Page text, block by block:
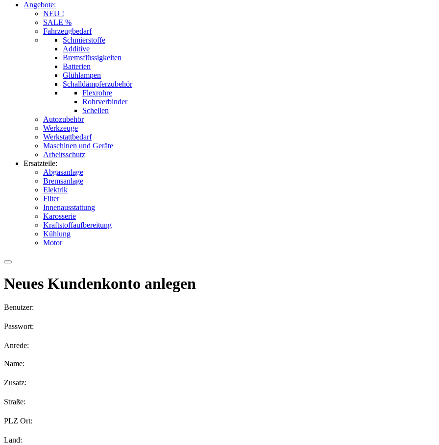
Angebote:
NEU !
SALE %
Fahrzeugbedarf
Schmierstoffe
Additive
Bremsflüssigkeiten
Batterien
Glühlampen
Schalldämpferzubehör
Flexrohre
Rohrverbinder
Schellen
Autozubehör
Werkzeuge
Werkstattbedarf
Maschinen und Geräte
Arbeitsschutz
Ersatzteile:
Abgasanlage
Bremsanlage
Elektrik
Filter
Innenausstattung
Karosserie
Kraftstoffaufbereitung
Kühlung
Motor
Neues Kundenkonto anlegen
Benutzer:
Passwort:
Anrede:
Name:
Zusatz:
Straße:
PLZ Ort:
Land: